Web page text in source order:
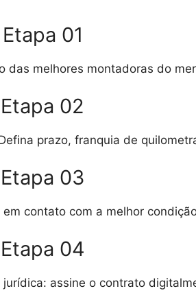
Etapa 01
das melhores montadoras do
Etapa 02
prazo, franquia de
Etapa 03
contato com a melhor
Etapa 04
assine o contrato